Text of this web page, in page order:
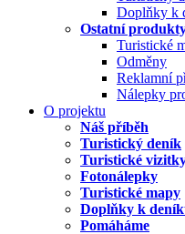
Doplňky k
Ostatní
Turistické
Odměny
Reklamní
Nálepky
O projektu
Náš příběh
Turistický deník
Turistické
Fotonálepky
Turistické mapy
Doplňky k
Pomáháme